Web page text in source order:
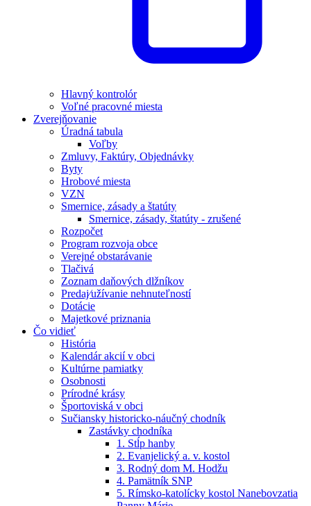
Hlavný kontrolór
Voľné pracovné miesta
Zverejňovanie
Úradná tabula
Voľby
Zmluvy, Faktúry, Objednávky
Byty
Hrobové miesta
VZN
Smernice, zásady a štatúty
Smernice, zásady, štatúty - zrušené
Rozpočet
Program rozvoja obce
Verejné obstarávanie
Tlačivá
Zoznam daňových dlžníkov
Predaj⁄užívanie nehnuteľností
Dotácie
Majetkové priznania
Čo vidieť
História
Kalendár akcií v obci
Kultúrne pamiatky
Osobnosti
Prírodné krásy
Športoviská v obci
Sučiansky historicko-náučný chodník
Zastávky chodníka
1. Stĺp hanby
2. Evanjelický a. v. kostol
3. Rodný dom M. Hodžu
4. Pamätník SNP
5. Rímsko-katolícky kostol Nanebovzatia